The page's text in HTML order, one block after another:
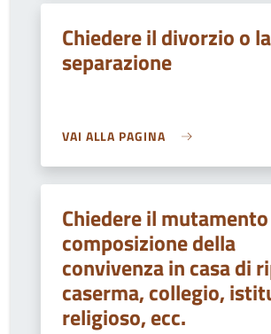
Chiedere il divorzio o la
separazione
VAI ALLA PAGINA
Chiedere il
composizione della
convivenza in casa di
caserma, collegio,
religioso, ecc.